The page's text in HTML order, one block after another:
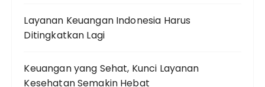
Layanan Keuangan Indonesia Harus
Ditingkatkan Lagi
Keuangan yang Sehat, Kunci Layanan
Kesehatan Semakin Hebat